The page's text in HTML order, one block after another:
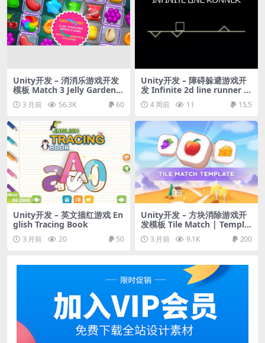
Unity开发 – 消消乐游戏开发
模板 Match 3 Jelly Garden K
it 3 月前 56.3K 60
Unity开发 – 障碍躲避游戏开
发 Infinite 2d line runner –
avoid triangle obstacles – r
eady for release
4 周前 11 15.5
Unity开发 – 英文描红游戏 En
glish Tracing Book
3 月前 20 50
Unity开发 – 方块消除游戏开
发模板 Tile Match | Templa
te + Editor
3 月前 9.1K 200